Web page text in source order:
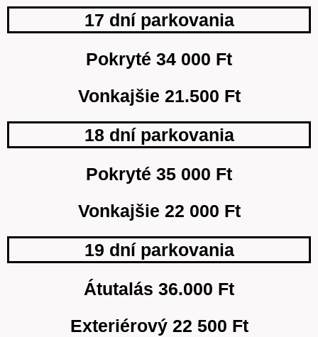
17 dní parkovania
Pokryté 34 000 Ft
Vonkajšie 21.500 Ft
18 dní parkovania
Pokryté 35 000 Ft
Vonkajšie 22 000 Ft
19 dní parkovania
Átutalás 36.000 Ft
Exteriérový 22 500 Ft